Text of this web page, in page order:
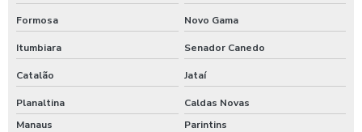
Formosa Novo Gama
Itumbiara Senador Canedo
Catalão Jataí
Planaltina
Caldas Novas
Manaus
Parintins